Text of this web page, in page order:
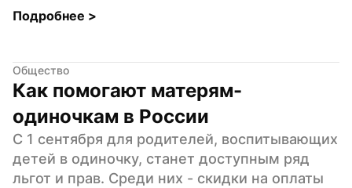
Подробнее >
Общество
Как помогают матерям-
одиночкам в России
С 1 сентября для родителей, воспитывающих
детей в одиночку, станет доступным ряд
льгот и прав. Среди них - скидки на оплаты